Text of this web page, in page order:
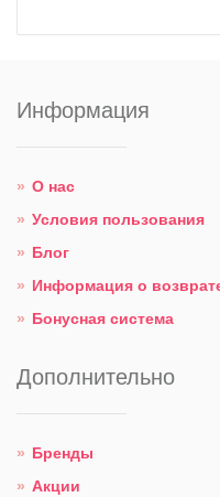
Информация
О нас
Условия пользования
Блог
Информация о
Бонусная система
Дополнительно
Бренды
Акции